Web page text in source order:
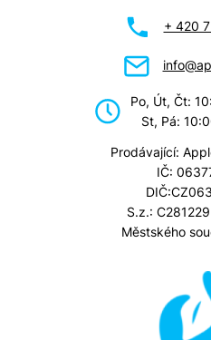
+ 420
Po, Út, Čt:
St, Pá:
Prodávající:
IČ:
S.z.:
Městského